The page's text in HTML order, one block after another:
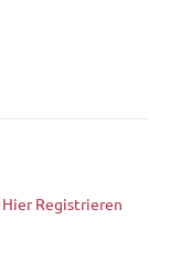
Hier Registrieren